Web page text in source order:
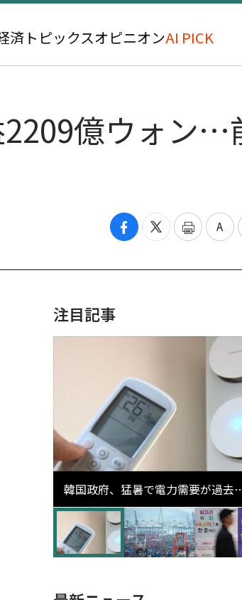
済 トピックスオピニオンAI PICK
2209億ウォン…
注目記事
韓国政府、猛暑で電力需要が過去
高更新の可能性に需給対応体制を
検